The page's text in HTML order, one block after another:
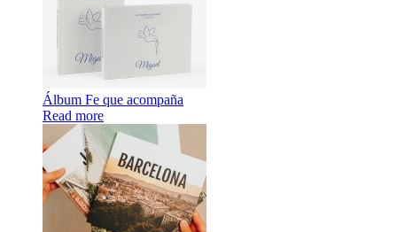
Álbum Fe que acompaña
Read more